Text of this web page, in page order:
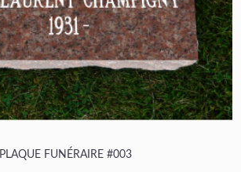
PLAQUE FUNÉRAIRE #003